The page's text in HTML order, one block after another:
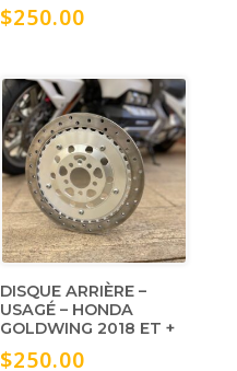
$250.00
DISQUE ARRIÈRE –
USAGÉ – HONDA
GOLDWING 2018 ET +
$250.00